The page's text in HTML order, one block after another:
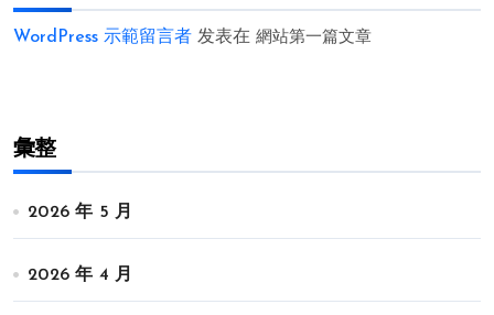
WordPress 示範留言者 发表在 網站第一篇文章
彙整
2026 年 5 月
2026 年 4 月